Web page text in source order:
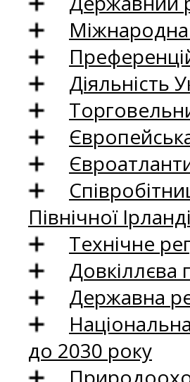
Міжнародна
Діяльність
Північної
Технічне
Довкіллєва
Державна
до 2030 року